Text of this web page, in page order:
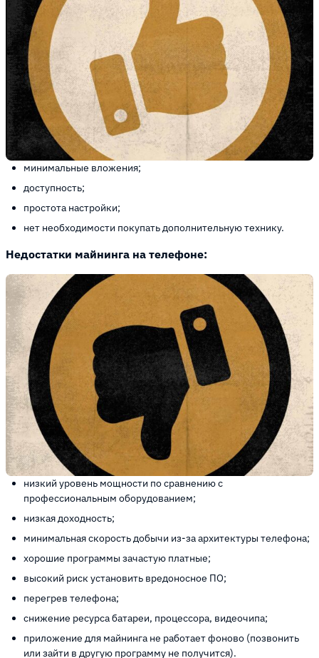
минимальные вложения;
доступность;
простота настройки;
нет необходимости покупать дополнительную технику.
Недостатки майнинга на телефоне:
низкий уровень мощности по сравнению с
профессиональным оборудованием;
низкая доходность;
минимальная скорость добычи из-за архитектуры телефона;
хорошие программы зачастую платные;
высокий риск установить вредоносное ПО;
перегрев телефона;
снижение ресурса батареи, процессора, видеочипа;
приложение для майнинга не работает фоново (позвонить
или зайти в другую программу не получится).